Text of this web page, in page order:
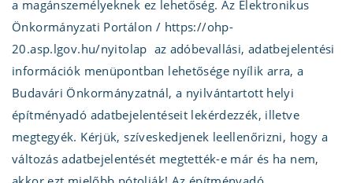
a magánszemélyeknek ez lehetőség. Az Elektronikus
Önkormányzati Portálon / https://ohp-
20.asp.lgov.hu/nyitolap az adóbevallási, adatbejelentési
információk menüpontban lehetősége nyílik arra, a
Budavári Önkormányzatnál, a nyilvántartott helyi
építményadó adatbejelentéseit lekérdezzék, illetve
megtegyék. Kérjük, szíveskedjenek leellenőrizni, hogy a
változás adatbejelentését megtették-e már és ha nem,